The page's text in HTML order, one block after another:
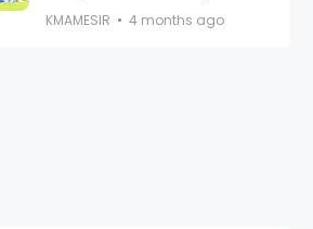
KMAMESIR 4 months ago